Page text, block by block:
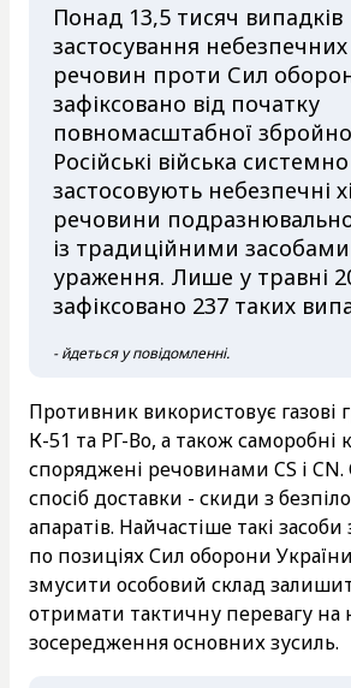
Понад 13,5 тисяч випадків
застосування небезпечних
речовин проти Сил
зафіксовано від початку
повномасштабної
Російські війська системно
застосовують небезпечні
речовини
із традиційними
ураження. Лише у травні
зафіксовано 237 таких
- йдеться у повідомленні.
Противник використовує газові
К-51 та РГ-Во, а також саморобні
споряджені речовинами CS і
спосіб доставки - скиди з
апаратів. Найчастіше такі
по позиціях Сил оборони
змусити особовий склад
отримати тактичну перевагу на
зосередження основних зусиль.